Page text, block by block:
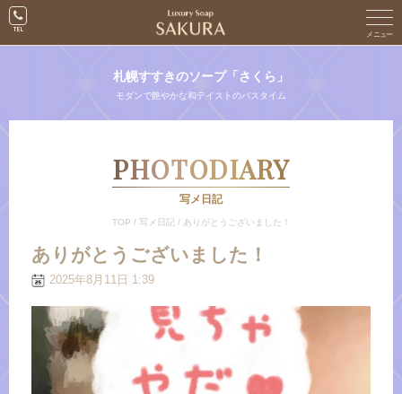
札幌すすきのソープ「さくら」
モダンで艶やかな和テイストのバスタイム
PHOTODIARY
写メ日記
TOP / 写メ日記 / ありがとうございました！
ありがとうございました！
2025年8月11日 1:39